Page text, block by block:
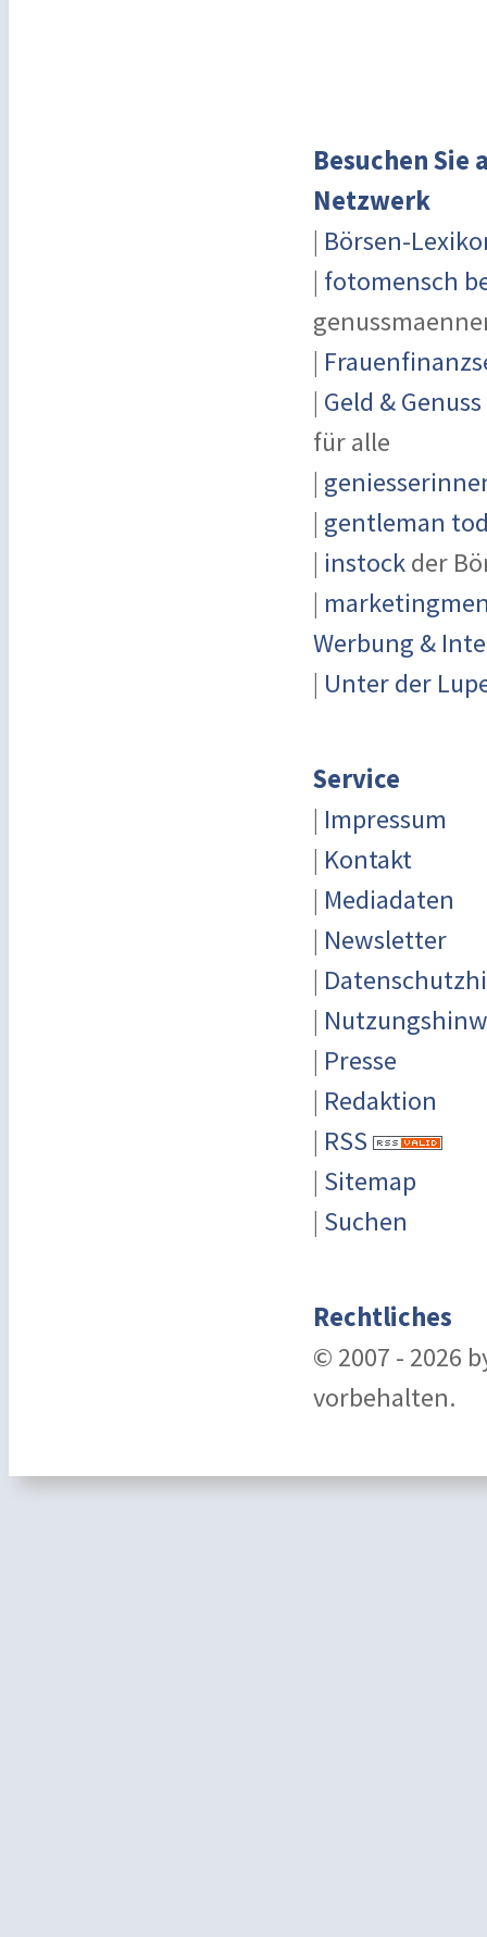
Besuchen Sie
Netzwerk
| Börsen-
| fotomensch
|
| Geld & Genuss
für alle
|
| gentleman
| instockder
|
Werbung &
| Unter der
Service
| Impressum
| Kontakt
| Mediadaten
| Newsletter
|
|
| Presse
| Redaktion
| RSS
| Sitemap
| Suchen
Rechtliches
© 2007 - 2026
vorbehalten.